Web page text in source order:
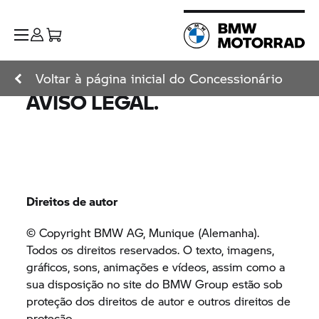
Voltar à página inicial do Concessionário
AVISO LEGAL.
Direitos de autor
© Copyright BMW AG, Munique (Alemanha).
Todos os direitos reservados. O texto, imagens,
gráficos, sons, animações e vídeos, assim como a
sua disposição no site do BMW Group estão sob
proteção dos direitos de autor e outros direitos de